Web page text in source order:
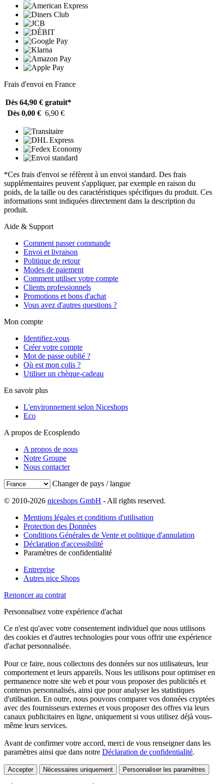
Frais d'envoi en France
Dès 64,90 € gratuit*
Dès 0,00 € 6,90 €
*Ces frais d'envoi se réfèrent à un envoi standard. Des frais
supplémentaires peuvent s'appliquer, par exemple en raison du
poids, de la taille ou des caractéristiques spécifiques du produit. Ces
informations sont indiquées directement dans la description du
produit.
Aide & Support
Comment passer commande
Envoi et livraison
Politique de retour
Modes de paiement
Comment utiliser votre compte
Clients professionnels
Promotions et bons d'achat
Vous avez d'autres questions ?
Mon compte
Identifiez-vous
Créer votre compte
Mot de passe oublié ?
Où est mon colis ?
Utiliser un chèque-cadeau
En savoir plus
L'environnement selon Niceshops
Eco
A propos de Ecosplendo
A propos de nous
Notre Groupe
Nous contacter
Changer de pays / langue
© 2010-2026 niceshops GmbH - All rights reserved.
Mentions légales et conditions d'utilisation
Protection des Données
Conditions Générales de Vente et politique d'annulation
Déclaration d'accessibilité
Paramètres de confidentialité
Entreprise
Autres nice Shops
Renoncer au contrat
Personnalisez votre expérience d'achat
Ce n'est qu'avec votre consentement individuel que nous utilisons
des cookies et d'autres technologies pour vous offrir une expérience
d'achat personnalisée.
Pour ce faire, nous collectons des données sur nos utilisateurs, leur
comportement et leurs appareils. Nous les utilisons pour optimiser en
permanence notre site web et pour vous proposer des publicités et
contenus personnalisés, ainsi que pour analyser les statistiques
d'utilisation. En outre, nous pouvons comparer vos données cryptées
avec des fournisseurs externes et vous proposer des offres via leurs
canaux publicitaires en ligne, uniquement si vous utilisez déjà vous-
même leurs services.
Avant de confirmer votre accord, merci de vous renseigner dans les
paramètres ainsi que dans notre Déclaration de confidentialité.
Accepter Nécessaires uniquement Personnaliser les paramètres